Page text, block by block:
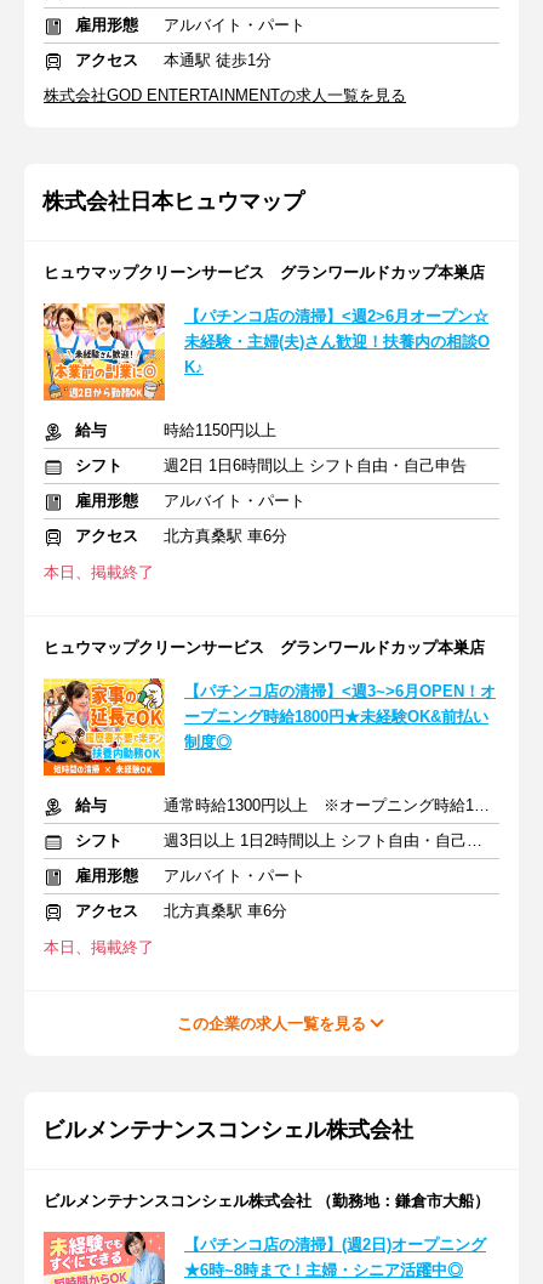
雇用形態
アルバイト・パート
アクセス
本通駅 徒歩1分
株式会社GOD ENTERTAINMENTの求人一覧を見る
株式会社日本ヒュウマップ
ヒュウマップクリーンサービス グランワールドカップ本巣店
【パチンコ店の清掃】<週2>6月オープン☆
未経験・主婦(夫)さん歓迎！扶養内の相談O
K♪
給与
時給1150円以上
シフト
週2日 1日6時間以上 シフト自由・自己申告
雇用形態
アルバイト・パート
アクセス
北方真桑駅 車6分
本日、掲載終了
ヒュウマップクリーンサービス グランワールドカップ本巣店
【パチンコ店の清掃】<週3~>6月OPEN！オ
ープニング時給1800円★未経験OK&前払い
制度◎
給与
通常時給1300円以上 ※オープニング時給1800円以上
シフト
週3日以上 1日2時間以上 シフト自由・自己申告
雇用形態
アルバイト・パート
アクセス
北方真桑駅 車6分
本日、掲載終了
この企業の求人一覧を見る
ビルメンテナンスコンシェル株式会社
ビルメンテナンスコンシェル株式会社 （勤務地：鎌倉市大船）
【パチンコ店の清掃】(週2日)オープニング
★6時~8時まで！主婦・シニア活躍中◎